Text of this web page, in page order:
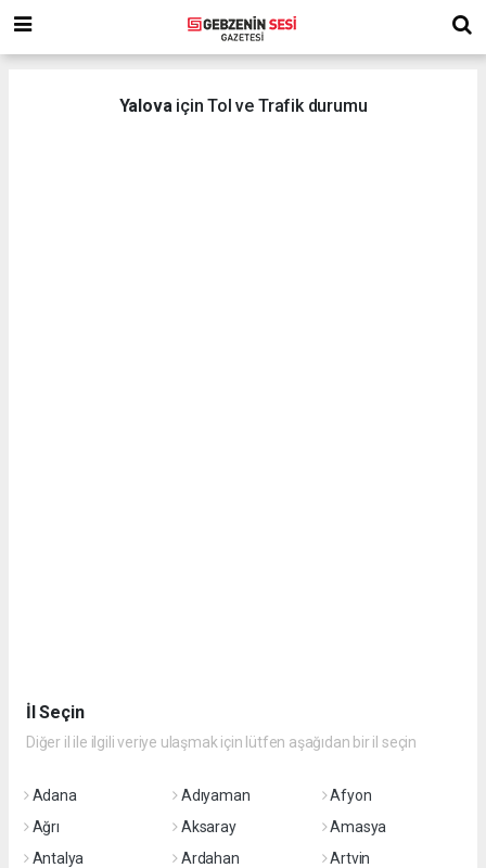
Yalova için Tol ve Trafik durumu
İl Seçin
Diğer il ile ilgili veriye ulaşmak için lütfen aşağıdan bir il seçin
Adana Adıyaman
Afyon
Ağrı
Aksaray
Amasya
Antalya
Ardahan
Artvin